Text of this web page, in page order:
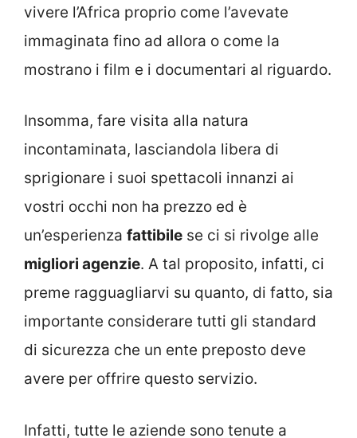
vivere l’Africa proprio come l’avevate
immaginata fino ad allora o come la
mostrano i film e i documentari al riguardo.
Insomma, fare visita alla natura
incontaminata, lasciandola libera di
sprigionare i suoi spettacoli innanzi ai
vostri occhi non ha prezzo ed è
un’esperienza fattibile se ci si rivolge alle
migliori agenzie. A tal proposito, infatti, ci
preme ragguagliarvi su quanto, di fatto, sia
importante considerare tutti gli standard
di sicurezza che un ente preposto deve
avere per offrire questo servizio.
Infatti, tutte le aziende sono tenute a